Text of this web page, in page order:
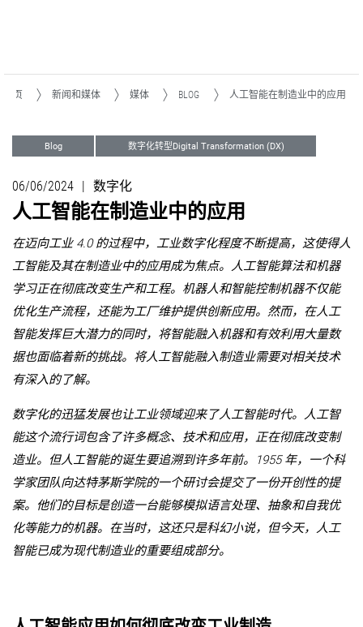
主页 新闻和媒体 媒体 BLOG 人工智能在制造业中的应用
Blog 数字化转型Digital Transformation (DX)
06/06/2024 | 数字化
人工智能在制造业中的应用
在迈向工业 4.0 的过程中，工业数字化程度不断提高，这使得人
工智能及其在制造业中的应用成为焦点。人工智能算法和机器
学习正在彻底改变生产和工程。机器人和智能控制机器不仅能
优化生产流程，还能为工厂维护提供创新应用。然而，在人工
智能发挥巨大潜力的同时，将智能融入机器和有效利用大量数
据也面临着新的挑战。将人工智能融入制造业需要对相关技术
有深入的了解。
数字化的迅猛发展也让工业领域迎来了人工智能时代。人工智
能这个流行词包含了许多概念、技术和应用，正在彻底改变制
造业。但人工智能的诞生要追溯到许多年前。1955 年，一个科
学家团队向达特茅斯学院的一个研讨会提交了一份开创性的提
案。他们的目标是创造一台能够模拟语言处理、抽象和自我优
化等能力的机器。在当时，这还只是科幻小说，但今天，人工
智能已成为现代制造业的重要组成部分。